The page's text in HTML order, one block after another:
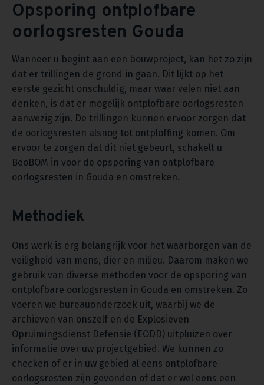
Opsporing ontplofbare
oorlogsresten Gouda
Wanneer u begint aan een bouwproject, kan het zo zijn
dat er trillingen de grond in gaan. Dit lijkt op het
eerste gezicht onschuldig, maar waar velen niet aan
denken, is dat er mogelijk ontplofbare oorlogsresten
aanwezig zijn. De trillingen kunnen ervoor zorgen dat
de oorlogsresten alsnog tot ontploffing komen. Om
ervoor te zorgen dat dit niet gebeurt, schakelt u
BeoBOM in voor de opsporing van ontplofbare
oorlogsresten in Gouda en omstreken.
Methodiek
Ons werk is erg belangrijk voor het waarborgen van de
veiligheid van mens, dier en milieu. Daarom maken we
gebruik van diverse methoden voor de opsporing van
ontplofbare oorlogsresten in Gouda en omstreken. Zo
voeren we bureauonderzoek uit, waarbij we de
archieven van onszelf en de Explosieven
Opruimingsdienst Defensie (EODD) uitpluizen over
informatie over uw projectgebied. We kunnen zo
checken of er in uw gebied al eens ontplofbare
oorlogsresten zijn gevonden of dat er wel eens een